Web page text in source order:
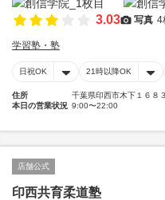
3.03 写真 4
学習塾・塾
日祝OK 21時以降OK
住所
千葉県印西市木下１６８
本日の営業状況 9:00〜22:00
店舗公式
印西共育柔道塾